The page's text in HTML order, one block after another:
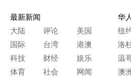
最新新闻
大陆
评论
美国
国际
台湾
港澳
科技
财经
娱乐
体育
社会 网闻
华
纽
洛
温
澳洲